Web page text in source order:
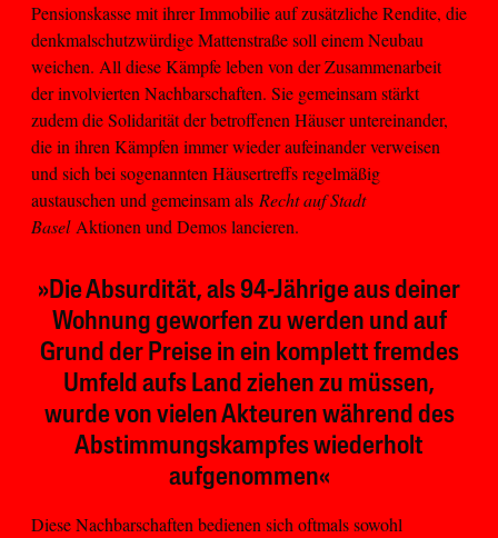
Pensionskasse mit ihrer Immobilie auf zusätzliche Rendite, die
denkmalschutzwürdige Mattenstraße soll einem Neubau
weichen. All diese Kämpfe leben von der Zusammenarbeit
der involvierten Nachbarschaften. Sie gemeinsam stärkt
zudem die Solidarität der betroffenen Häuser untereinander,
die in ihren Kämpfen immer wieder aufeinander verweisen
und sich bei sogenannten Häusertreffs regelmäßig
austauschen und gemeinsam als Recht auf Stadt
BaselAktionen und Demos lancieren.
»Die Absurdität, als 94-Jährige aus deiner
Wohnung geworfen zu werden und auf
Grund der Preise in ein komplett fremdes
Umfeld aufs Land ziehen zu müssen,
wurde von vielen Akteuren während des
Abstimmungskampfes wiederholt
aufgenommen«
Diese Nachbarschaften bedienen sich oftmals sowohl